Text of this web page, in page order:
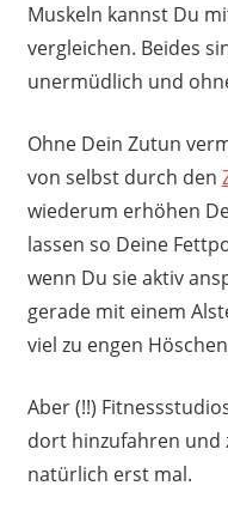
Muskeln kannst Du
vergleichen. Beides
unermüdlich und
Ohne Dein Zutun
von selbst durch den
wiederum erhöhen
lassen so Deine
wenn Du sie aktiv
gerade mit einem
viel zu engen
Aber (!!)
dort hinzufahren und
natürlich erst mal.